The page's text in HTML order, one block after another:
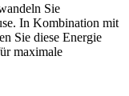
Sie
In Kombination mit
Sie diese Energie
maximale